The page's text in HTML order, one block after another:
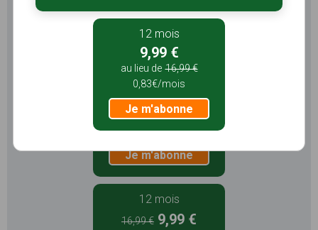
potentiel qu'offre Sentiers en France :
Favoris illimités
Mode hors-connexion
5,99 €
1,99€/mois
Je m'abonne
12 mois
16,99 € 9,99 €
12 mois
9,99 €
au lieu de 16,99 €
0,83€/mois
Je m'abonne